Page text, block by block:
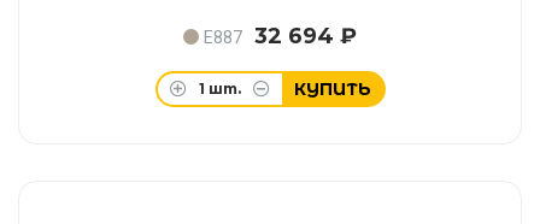
E887 32 694 ₽
1 шт. КУПИТЬ